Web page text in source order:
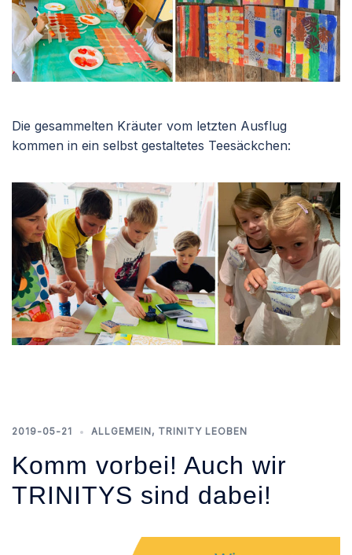
Die gesammelten Kräuter vom letzten Ausflug
kommen in ein selbst gestaltetes Teesäckchen:
2019-05-21 ALLGEMEIN, TRINITY LEOBEN
Komm vorbei! Auch wir
TRINITYS sind dabei!